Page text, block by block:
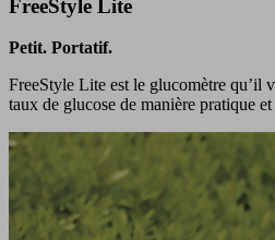
FreeStyle Lite
Petit. Portatif.
FreeStyle Lite est le glucomètre qu’il
taux de glucose de manière pratique